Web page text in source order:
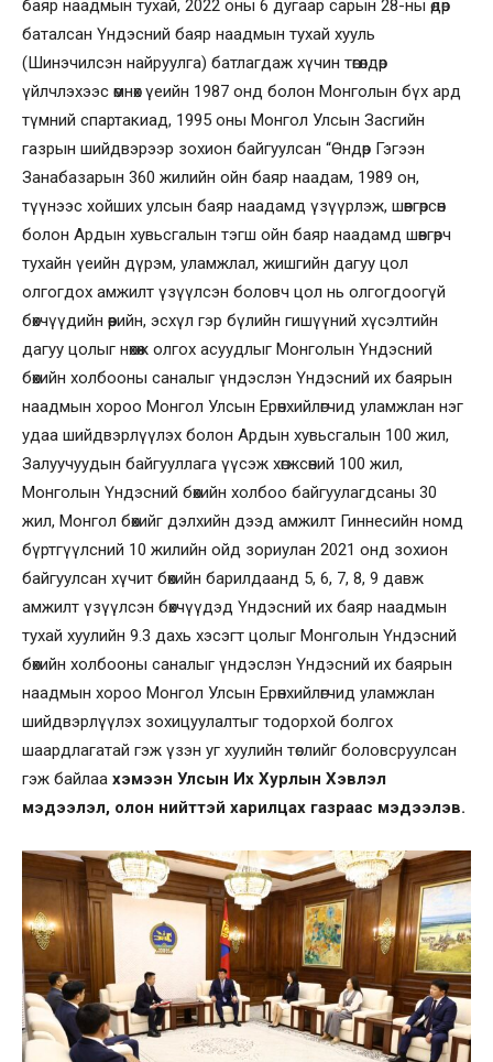
баяр наадмын тухай, 2022 оны 6 дугаар сарын 28-ны өдөр
баталсан Үндэсний баяр наадмын тухай хууль
(Шинэчилсэн найруулга) батлагдаж хүчин төгөлдөр
үйлчлэхээс өмнөх үеийн 1987 онд болон Монголын бүх ард
түмний спартакиад, 1995 оны Монгол Улсын Засгийн
газрын шийдвэрээр зохион байгуулсан “Өндөр Гэгээн
Занабазарын 360 жилийн ойн баяр наадам, 1989 он,
түүнээс хойших улсын баяр наадамд үзүүрлэж, шөвгөрсөн
болон Ардын хувьсгалын тэгш ойн баяр наадамд шөвгөрч
тухайн үеийн дүрэм, уламжлал, жишгийн дагуу цол
олгогдох амжилт үзүүлсэн боловч цол нь олгогдоогүй
бөхчүүдийн өөрийн, эсхүл гэр бүлийн гишүүний хүсэлтийн
дагуу цолыг нөхөж олгох асуудлыг Монголын Үндэсний
бөхийн холбооны саналыг үндэслэн Үндэсний их баярын
наадмын хороо Монгол Улсын Ерөнхийлөгчид уламжлан нэг
удаа шийдвэрлүүлэх болон Ардын хувьсгалын 100 жил,
Залуучуудын байгууллага үүсэж хөгжсөний 100 жил,
Монголын Үндэсний бөхийн холбоо байгуулагдсаны 30
жил, Монгол бөхийг дэлхийн дээд амжилт Гиннесийн номд
бүртгүүлсний 10 жилийн ойд зориулан 2021 онд зохион
байгуулсан хүчит бөхийн барилдаанд 5, 6, 7, 8, 9 давж
амжилт үзүүлсэн бөхчүүдэд Үндэсний их баяр наадмын
тухай хуулийн 9.3 дахь хэсэгт цолыг Монголын Үндэсний
бөхийн холбооны саналыг үндэслэн Үндэсний их баярын
наадмын хороо Монгол Улсын Ерөнхийлөгчид уламжлан
шийдвэрлүүлэх зохицуулалтыг тодорхой болгох
шаардлагатай гэж үзэн уг хуулийн төслийг боловсруулсан
гэж байлаа хэмээн Улсын Их Хурлын Хэвлэл
мэдээлэл, олон нийттэй харилцах газраас мэдээлэв.